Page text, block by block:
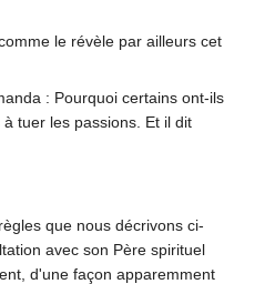
le révèle par ailleurs cet
: Pourquoi certains ont-ils
tuer les passions. Et il dit
que nous décrivons ci-
avec son Père spirituel
d'une façon apparemment